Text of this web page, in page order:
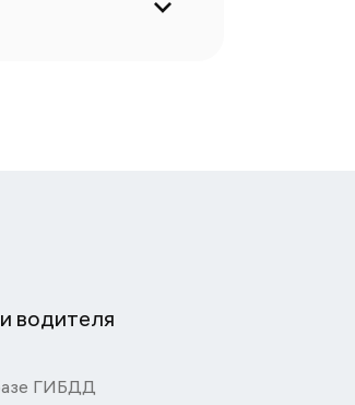
водителя
ГИБДД